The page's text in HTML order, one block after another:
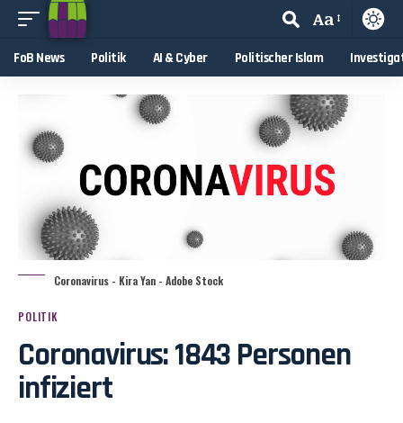
Aa
FoB News Politik AI & Cyber Politischer Islam
Coronavirus - Kira Yan - Adobe Stock
POLITIK
Coronavirus: 1843 Personen
infiziert